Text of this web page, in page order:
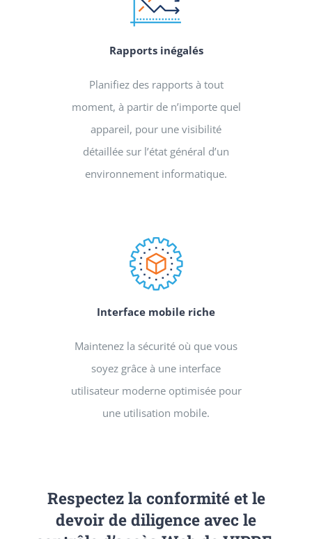
Rapports inégalés
Planifiez des rapports à tout
moment, à partir de n’importe quel
appareil, pour une visibilité
détaillée sur l’état général d’un
environnement informatique.
Interface mobile riche
Maintenez la sécurité où que vous
soyez grâce à une interface
utilisateur moderne optimisée pour
une utilisation mobile.
Respectez la conformité et le
devoir de diligence avec le